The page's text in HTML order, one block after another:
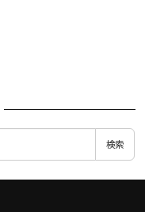
検索